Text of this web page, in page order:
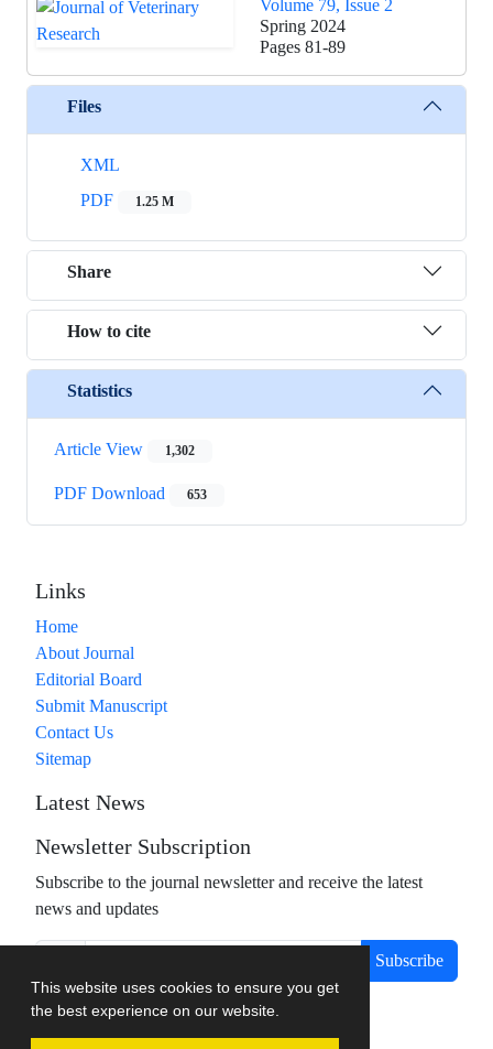
This website uses cookies to ensure you get
the best experience on our website.
Volume 79, Issue 2
Spring 2024
Pages 81-89
Files
XML
PDF
1.25 M
Share
How to cite
Statistics
Article View 1,302
PDF Download 653
Links
Home
About Journal
Editorial Board
Submit Manuscript
Contact Us
Sitemap
Latest News
Newsletter Subscription
Subscribe to the journal newsletter and receive the latest
news and updates
Subscribe